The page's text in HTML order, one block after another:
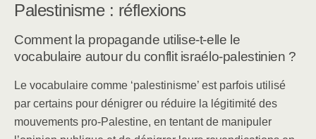
Palestinisme : réflexions
Comment la propagande utilise-t-elle le
vocabulaire autour du conflit israélo-palestinien ?
Le vocabulaire comme ‘palestinisme’ est parfois utilisé
par certains pour dénigrer ou réduire la légitimité des
mouvements pro-Palestine, en tentant de manipuler